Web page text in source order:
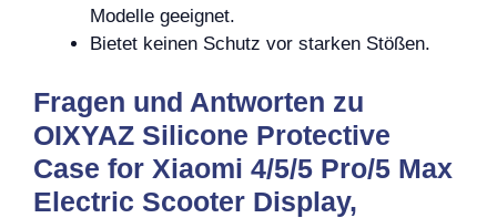
Modelle geeignet.
Bietet keinen Schutz vor starken Stößen.
Fragen und Antworten zu
OIXYAZ Silicone Protective
Case for Xiaomi 4/5/5 Pro/5 Max
Electric Scooter Display,